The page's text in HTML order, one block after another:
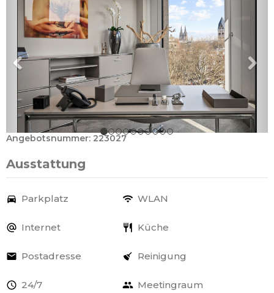
Angebotsnummer: 223027
Ausstattung
Parkplatz WLAN
Internet Küche
Postadresse Reinigung
24/7 Meetingraum